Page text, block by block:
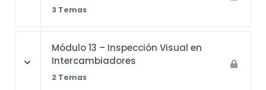
3 Temas
Módulo 13 – Inspección Visual en
Intercambiadores
2 Temas